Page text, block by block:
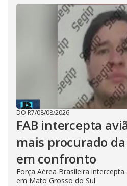
DO R7/08/08/2026
FAB intercepta
mais procurado
em confronto
Força Aérea Brasileira
em Mato Grosso do Sul